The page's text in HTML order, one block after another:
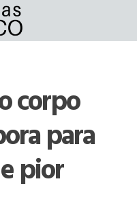
corpo
para
pior